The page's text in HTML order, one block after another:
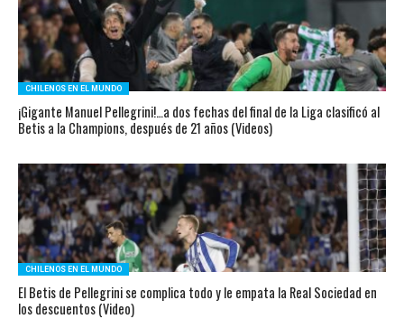
CHILENOS EN EL MUNDO
¡Gigante Manuel Pellegrini!…a dos fechas del final de la Liga clasificó al
Betis a la Champions, después de 21 años (Videos)
CHILENOS EN EL MUNDO
El Betis de Pellegrini se complica todo y le empata la Real Sociedad en
los descuentos (Video)